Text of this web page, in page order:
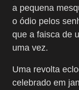
a pequena
o ódio pelos
que a faisca de
uma vez.
Uma revolta
celebrado em